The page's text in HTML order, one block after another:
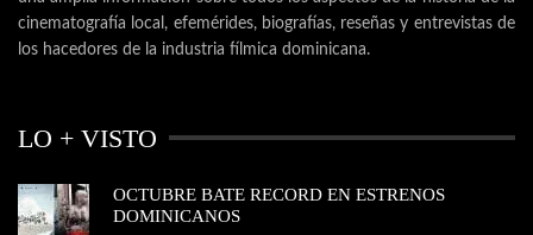
cinematografía local, efemérides, biografías, reseñas y entrevistas de
los hacedores de la industria fílmica dominicana.
LO + VISTO
OCTUBRE BATE RECORD EN ESTRENOS
DOMINICANOS